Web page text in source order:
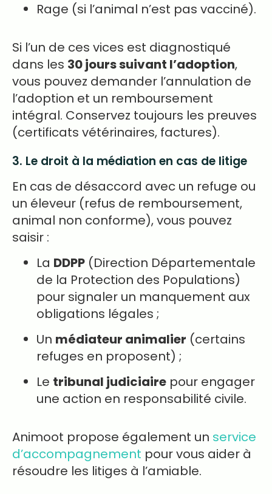
Rage (si l’animal n’est pas vacciné).
Si l’un de ces vices est diagnostiqué
dans les 30 jours suivant l’adoption,
vous pouvez demander l’annulation de
l’adoption et un remboursement
intégral. Conservez toujours les preuves
(certificats vétérinaires, factures).
3. Le droit à la médiation en cas de litige
En cas de désaccord avec un refuge ou
un éleveur (refus de remboursement,
animal non conforme), vous pouvez
saisir :
La DDPP (Direction Départementale
de la Protection des Populations)
pour signaler un manquement aux
obligations légales ;
Un médiateur animalier (certains
refuges en proposent) ;
Le tribunal judiciaire pour engager
une action en responsabilité civile.
Animoot propose également un service
d’accompagnement pour vous aider à
résoudre les litiges à l’amiable.